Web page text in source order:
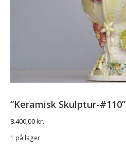
“Keramisk Skulptur-#110”
8.400,00kr.
1 på lager